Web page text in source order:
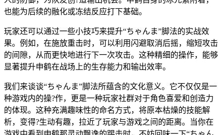
也能为后续的融化或冻结反应打下基础。
玩家还可以通过一些小技巧来提升“ちゃんま”脚法的实战效
果。例如，在施放重击时，可以利用闪避取消后摇，缩短攻击
的间隙，从而更快地进行下一次攻击。这种精细的操作，能够
显著提升申鹤在战场上的生存能力和输出效率。
我们来谈谈“ちゃんま”脚法所蕴含的文化意义。它不仅仅是一
种游戏内的操?作，更是一种玩家社群对于角色喜爱和创造力
的体现。这种充满趣味性的命名方式，将原本枯燥的技能解
析，变得?生动有趣，拉近了玩家与游戏之间的距离。当你在